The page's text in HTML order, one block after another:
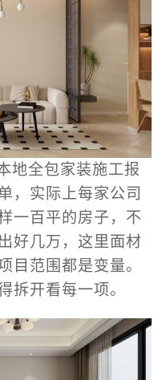
地全包家装施工报
，实际上每家公司
一百平的房子，不
好几万，这里面材
目范围都是变量。
拆开看每一项。